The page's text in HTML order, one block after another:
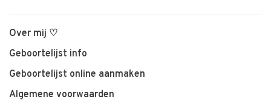
Over mij ♡
Geboortelijst info
Geboortelijst online aanmaken
Algemene voorwaarden